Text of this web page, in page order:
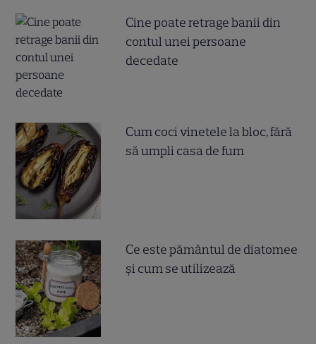
Cine poate retrage banii din
contul unei persoane
decedate
Cum coci vinetele la bloc, fără
să umpli casa de fum
Ce este pământul de diatomee
și cum se utilizează